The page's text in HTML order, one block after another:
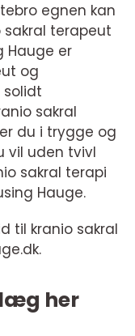
egnen kan
terapeut
Hauge er
og
solidt
sakral
du i trygge og
vil uden tvivl
sakral terapi
Hauge.
til kranio sakral
her